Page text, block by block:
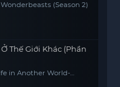
(Season 2)
Thế Giới Khác (Phần
in Another World-